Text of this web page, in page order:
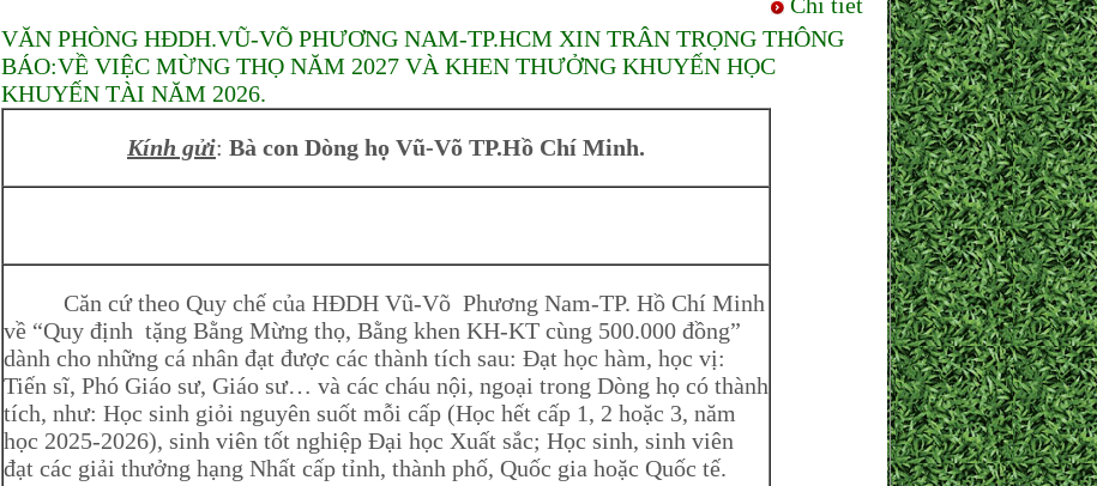
VĂN PHÒNG HĐDH.VŨ-VÕ PHƯƠNG NAM-TP.HCM XIN TRÂN TRỌNG THÔNG
BÁO:VỀ VIỆC MỪNG THỌ NĂM 2027 VÀ KHEN THƯỞNG KHUYẾN HỌC
KHUYẾN TÀI NĂM 2026.
Kính gửi: Bà con Dòng họ Vũ-Võ TP.Hồ Chí Minh.
Căn cứ theo Quy chế của HĐDH Vũ-Võ Phương Nam-TP. Hồ Chí Minh
về “Quy định tặng Bằng Mừng thọ, Bằng khen KH-KT cùng 500.000 đồng”
dành cho những cá nhân đạt được các thành tích sau: Đạt học hàm, học vị:
Tiến sĩ, Phó Giáo sư, Giáo sư… và các cháu nội, ngoại trong Dòng họ có thành
tích, như: Học sinh giỏi nguyên suốt mỗi cấp (Học hết cấp 1, 2 hoặc 3, năm
học 2025-2026), sinh viên tốt nghiệp Đại học Xuất sắc; Học sinh, sinh viên
đạt các giải thưởng hạng Nhất cấp tỉnh, thành phố, Quốc gia hoặc Quốc tế.